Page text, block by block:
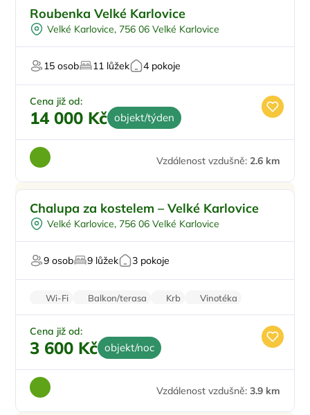
Roubenka Velké Karlovice
Velké Karlovice, 756 06 Velké Karlovice
15 osob 11 lůžek 4 pokoje
Cena již od:
14 000 Kč objekt/týden
Vzdálenost vzdušně: 2.6 km
Pro skupiny
Dobíjecí stanice
Chalupa za kostelem – Velké Karlovice
Velké Karlovice, 756 06 Velké Karlovice
9 osob 9 lůžek 3 pokoje
Wi-Fi Balkon/terasa Krb
Vinotéka
Kamerový systém
Cena již od:
3 600 Kč objekt/noc
Vzdálenost vzdušně: 3.9 km